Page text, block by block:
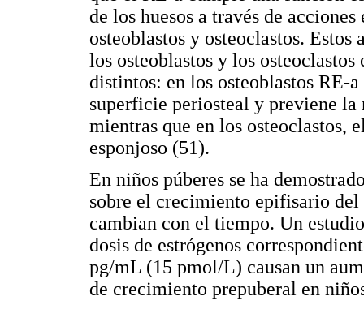
de los huesos a través de
osteoblastos y osteoclastos.
los osteoblastos y los
distintos: en los osteoblastos RE-
superficie periosteal y previene
mientras que en los osteoclastos,
esponjoso (51).
En niños púberes se ha
sobre el crecimiento epifisario
cambian con el tiempo. Un
dosis de estrógenos
pg/mL (15 pmol/L) causan un
de crecimiento prepuberal en